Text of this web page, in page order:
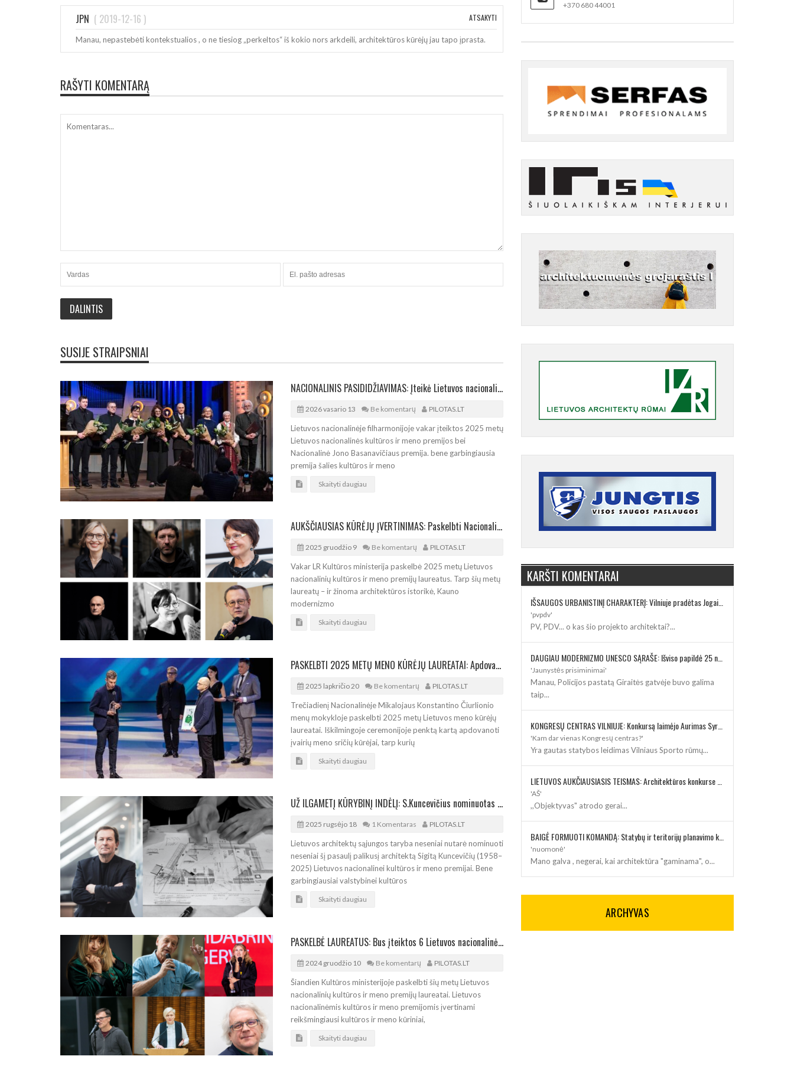
JPN ( 2019-12-16 ) ATSAKYTI
Manau, nepastebėti kontekstualios , o ne tiesiog „perkeltos“ iš kokio nors arkdeili, architektūros kūrėjų jau tapo įprasta.
RAŠYTI KOMENTARĄ
SUSIJE STRAIPSNIAI
NACIONALINIS PASIDIDŽIAVIMAS: Įteikė Lietuvos nacionalines kultūros ir meno premijas
2026 vasario 13 Be komentarų PILOTAS.LT
Lietuvos nacionalinėje filharmonijoje vakar įteiktos 2025 metų
Lietuvos nacionalinės kultūros ir meno premijos bei
Nacionalinė Jono Basanavičiaus premija. bene garbingiausia
premija šalies kultūros ir meno
Skaityti daugiau
AUKŠČIAUSIAS KŪRĖJŲ ĮVERTINIMAS: Paskelbti Nacionalinės kultūros ir meno premijos laureatai
2025 gruodžio 9 Be komentarų PILOTAS.LT
Vakar LR Kultūros ministerija paskelbė 2025 metų Lietuvos
nacionalinių kultūros ir meno premijų laureatus. Tarp šių metų
laureatų – ir žinoma architektūros istorikė, Kauno
modernizmo
Skaityti daugiau
PASKELBTI 2025 METŲ MENO KŪRĖJŲ LAUREATAI: Apdovanojo ir architektus
2025 lapkričio 20 Be komentarų PILOTAS.LT
Trečiadienį Nacionalinėje Mikalojaus Konstantino Čiurlionio
menų mokykloje paskelbti 2025 metų Lietuvos meno kūrėjų
laureatai. Iškilmingoje ceremonijoje penktą kartą apdovanoti
įvairių meno sričių kūrėjai, tarp kurių
Skaityti daugiau
UŽ ILGAMETĮ KŪRYBINĮ INDĖLĮ: S.Kuncevičius nominuotas nacionalinei kultūros ir meno premijai
2025 rugsėjo 18 1 Komentaras PILOTAS.LT
Lietuvos architektų sąjungos taryba neseniai nutarė nominuoti
neseniai šį pasaulį palikusį architektą Sigitą Kuncevičių (1958–
2025) Lietuvos nacionalinei kultūros ir meno premijai. Bene
garbingiausiai valstybinei kultūros
Skaityti daugiau
PASKELBĖ LAUREATUS: Bus įteiktos 6 Lietuvos nacionalinės kultūros ir meno premijos
2024 gruodžio 10 Be komentarų PILOTAS.LT
Šiandien Kultūros ministerijoje paskelbti šių metų Lietuvos
nacionalinių kultūros ir meno premijų laureatai. Lietuvos
nacionalinėmis kultūros ir meno premijomis įvertinami
reikšmingiausi kultūros ir meno kūriniai,
Skaityti daugiau
+370 680 44001
KARŠTI KOMENTARAI
IŠSAUGOS URBANISTINĮ CHARAKTERĮ: Vilniuje pradėtas Jogailos gatvės remontas
'pvpdv'
PV, PDV... o kas šio projekto architektai?...
DAUGIAU MODERNIZMO UNESCO SĄRAŠE: Išviso papildė 25 nauji paveldo objektai
'Jaunystės prisiminimai'
Manau, Policijos pastatą Giraitės gatvėje buvo galima
taip...
KONGRESŲ CENTRAS VILNIUJE: Konkursą laimėjo Aurimas Syrusas su „IMPLMNT architects“
'Kam dar vienas Kongresų centras?'
Yra gautas statybos leidimas Vilniaus Sporto rūmų...
LIETUVOS AUKČIAUSIASIS TEISMAS: Architektūros konkurse varžosi 8 rekonstrukcijos vizijos
'AŠ'
,,Objektyvas" atrodo gerai...
BAIGĖ FORMUOTI KOMANDĄ: Statybų ir teritorijų planavimo klausimus kuruos architektė
'nuomonė'
Mano galva , negerai, kai architektūra "gaminama", o...
ARCHYVAS